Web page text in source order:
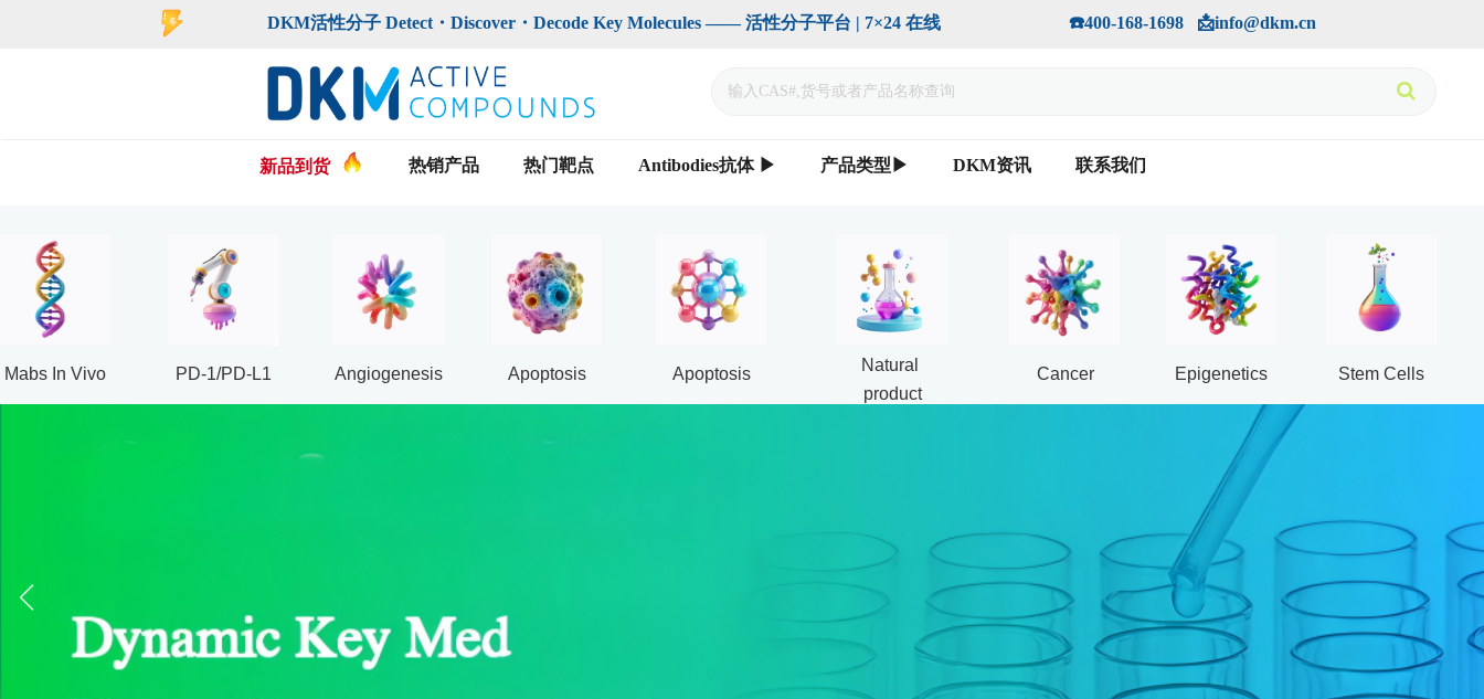
手机版
DKM活性分子 Detect・Discover・Decode Key Molecules —— 活性分子平台 | 7×24 在线                             ☎️400-168-1698   📩info@dkm.cn
新品到货 热销产品 热门靶点 Antibodies抗体 ▶ 产品类型▶ DKM资讯 联系我们
Mabs In Vivo PD-1/PD-L1 Angiogenesis Apoptosis Apoptosis
Natural
product
Cancer Epigenetics Stem Cells